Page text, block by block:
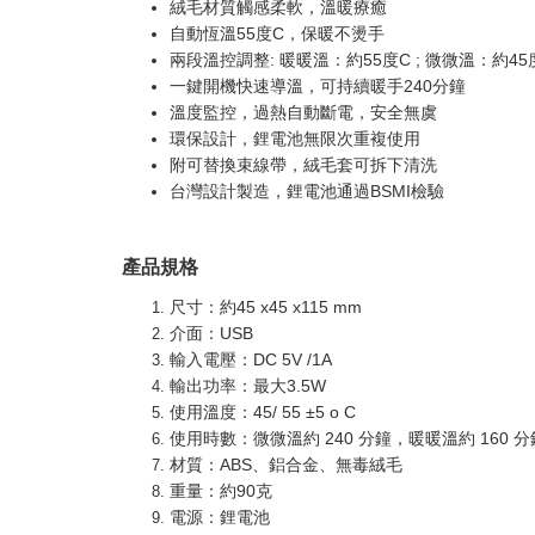
絨毛材質觸感柔軟，溫暖療癒
自動恆溫55度C，保暖不燙手
兩段溫控調整: 暖暖溫：約55度C ; 微微溫：約45
一鍵開機快速導溫，可持續暖手240分鐘
溫度監控，過熱自動斷電，安全無虞
環保設計，鋰電池無限次重複使用
附可替換束線帶，絨毛套可拆下清洗
台灣設計製造，鋰電池通過BSMI檢驗
產品規格
尺寸：約45 x45 x115 mm
介面：USB
輸入電壓：DC 5V /1A
輸出功率：最大3.5W
使用溫度：45/ 55 ±5 o C
使用時數：微微溫約 240 分鐘，暖暖溫約 160 分
材質：ABS、鋁合金、無毒絨毛
重量：約90克
電源：鋰電池